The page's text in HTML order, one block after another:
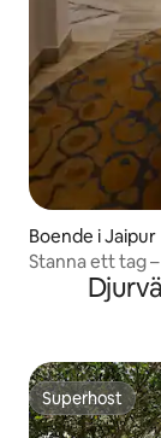
Boende i Jaipur
Stanna ett tag
utmärkt
Superhost
Superhost